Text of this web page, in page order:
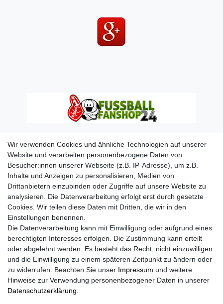
Wir verwenden Cookies und ähnliche Technologien auf unserer
Website und verarbeiten personenbezogene Daten von
Besucher:innen unserer Webseite (z.B. IP-Adresse), um z.B.
Inhalte und Anzeigen zu personalisieren, Medien von
Drittanbietern einzubinden oder Zugriffe auf unsere Website zu
analysieren. Die Datenverarbeitung erfolgt erst durch gesetzte
Cookies. Wir teilen diese Daten mit Dritten, die wir in den
Einstellungen benennen.
Die Datenverarbeitung kann mit Einwilligung oder aufgrund eines
berechtigten Interesses erfolgen. Die Zustimmung kann erteilt
oder abgelehnt werden. Es besteht das Recht, nicht einzuwilligen
und die Einwilligung zu einem späteren Zeitpunkt zu ändern oder
zu widerrufen. Beachten Sie unser Impressum und weitere
Hinweise zur Verwendung personenbezogener Daten in unserer
Daten­schutz­erklärung